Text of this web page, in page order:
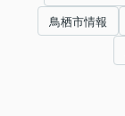
鳥栖市情報